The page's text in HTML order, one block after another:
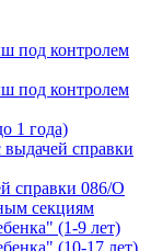
под контролем
под контролем
1 года)
справки
справки 086/О
секциям
(1-9 лет)
(10-17 лет)